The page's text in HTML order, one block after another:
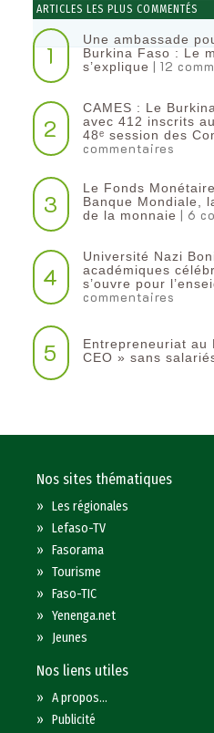
ARTICLES LES PLUS COMMENTÉS
1
Une ambassade
Burkina Faso : Le
s’explique
| 12
2
CAMES : Le
avec 412 inscrits
48ᵉ session des
commentaires
3
Le Fonds
Banque Mondiale,
de la monnaie
| 6
4
Université Nazi
académiques
s’ouvre pour
commentaires
5
Entrepreneuriat au
CEO » sans
Nos sites thématiques
»Les régionales
»Lefaso-TV
»Fasorama
»Tourisme
»Faso-TIC
»Yenenga.net
» Jeunes
Nos liens utiles
»A propos...
»Publicité